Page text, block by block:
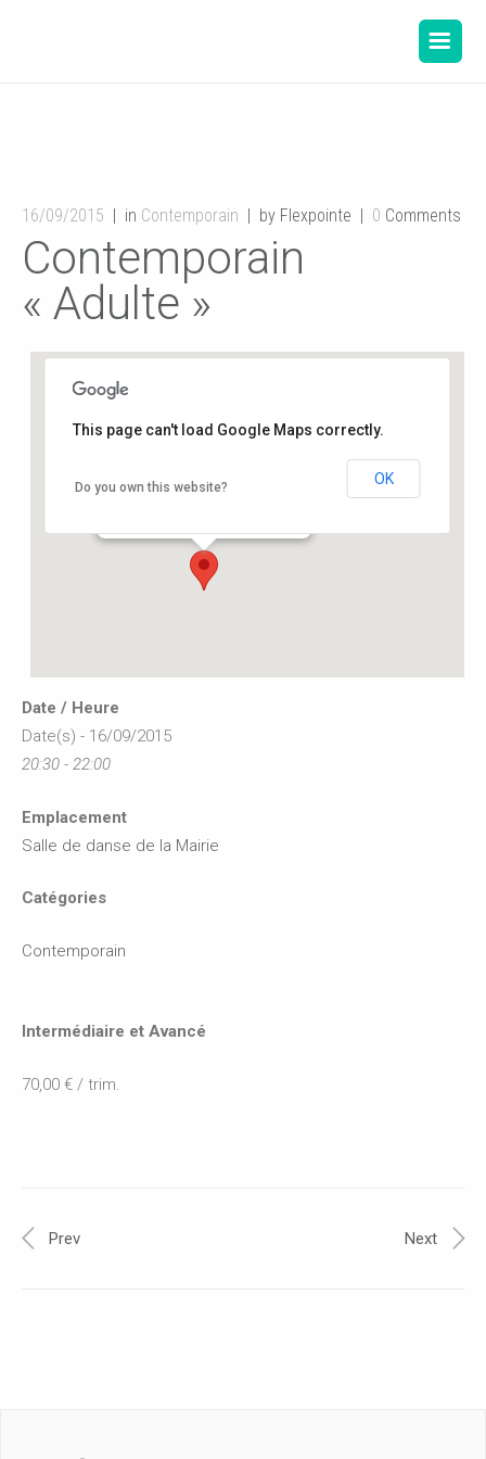
16/09/2015 in Contemporain by Flexpointe 0 Comments
Contemporain
« Adulte »
Salle de danse de la Mairie
12, rue de l'hôtel de ville - Buxerolles
This page can't load Google Maps correctly.
Do you own this website?
OK
Date / Heure
Date(s) - 16/09/2015
20:30 - 22:00
Emplacement
Salle de danse de la Mairie
Catégories
Contemporain
Intermédiaire et Avancé
70,00 € / trim.
Prev Next